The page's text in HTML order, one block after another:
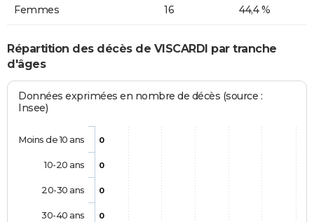
Femmes 16 44,4 %
Répartition des décès de VISCARDI par tranche
d'âges
Données exprimées en nombre de décès (source :
Insee)
0
0
0
0
Moins de 10 ans
10-20 ans
20-30 ans
30-40 ans